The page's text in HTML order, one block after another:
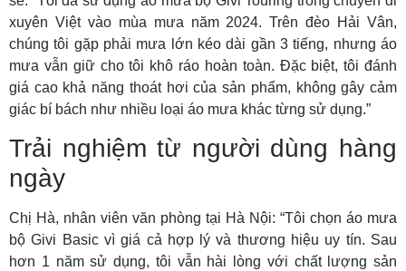
xuyên Việt vào mùa mưa năm 2024. Trên đèo Hải Vân,
chúng tôi gặp phải mưa lớn kéo dài gần 3 tiếng, nhưng áo
mưa vẫn giữ cho tôi khô ráo hoàn toàn. Đặc biệt, tôi đánh
giá cao khả năng thoát hơi của sản phẩm, không gây cảm
giác bí bách như nhiều loại áo mưa khác từng sử dụng.”
Trải nghiệm từ người dùng hàng
ngày
Chị Hà, nhân viên văn phòng tại Hà Nội: “Tôi chọn áo mưa
bộ Givi Basic vì giá cả hợp lý và thương hiệu uy tín. Sau
hơn 1 năm sử dụng, tôi vẫn hài lòng với chất lượng sản